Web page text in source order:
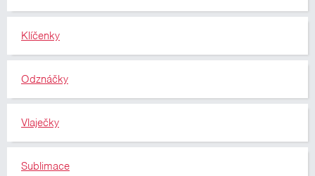
Klíčenky
Odznáčky
Vlaječky
Sublimace